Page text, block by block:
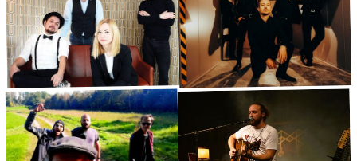
Bright Pattern
16:30 Kleine Bühne·Rock 17:30 Große Bühne·Reggae